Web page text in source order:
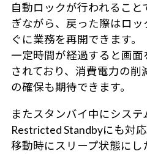
自動ロックが行われるこ
ぎながら、戻った際はロ
ぐに業務を再開できます。
一定時間が経過すると画
されており、消費電力の削
の確保も期待できます。
またスタンバイ中にシステ
Restricted Standbyにも対応
移動時にスリープ状態に